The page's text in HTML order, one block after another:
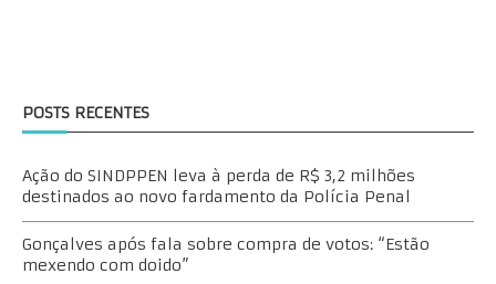
POSTS RECENTES
Ação do SINDPPEN leva à perda de R$ 3,2 milhões
destinados ao novo fardamento da Polícia Penal
Gonçalves após fala sobre compra de votos: “Estão
mexendo com doido”